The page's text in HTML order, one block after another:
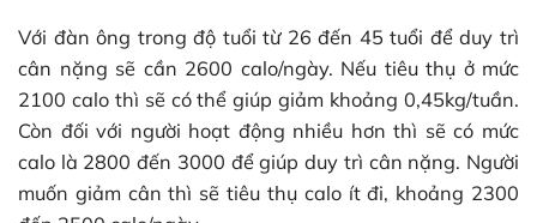
Với đàn ông trong độ tuổi từ 26 đến 45 tuổi để duy trì
cân nặng sẽ cần 2600 calo/ngày. Nếu tiêu thụ ở mức
2100 calo thì sẽ có thể giúp giảm khoảng 0,45kg/tuần.
Còn đối với người hoạt động nhiều hơn thì sẽ có mức
calo là 2800 đến 3000 để giúp duy trì cân nặng. Người
muốn giảm cân thì sẽ tiêu thụ calo ít đi, khoảng 2300